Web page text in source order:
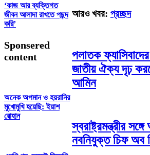
‘কাজ আর ব্যক্তিগত
জীবন আলাদা রাখতে পছন্দ
করি’
Sponsered
content
অনেক অপমান ও হয়রানির
মুখোমুখি হয়েছি: ইয়াশ
রোহান
আরও খবর: প্রচ্ছদ
পলাতক
জাতীয় ঐক্য দৃঢ়
আমিন
স্বরাষ্ট্রমন্ত্রীর
নবনিযুক্ত চিফ অব